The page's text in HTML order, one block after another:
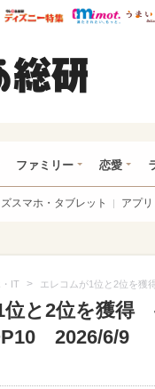
研
ハピママ* ウレぴあ総研
ファミリー 恋愛
スマホ・タブレット アプリ
・IT > エレコムが1位と2位を
位と2位を獲得
2026/6/9